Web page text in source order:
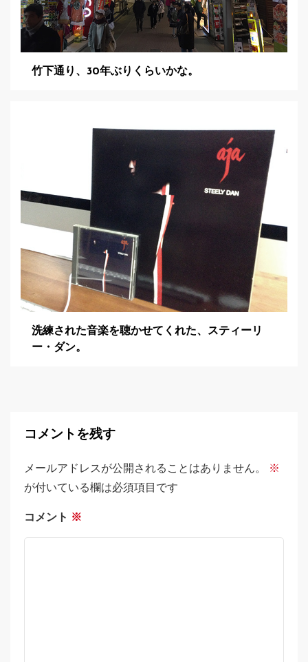
竹下通り、30年ぶりくらいかな。
洗練された音楽を聴かせてくれた、スティーリ
ー・ダン。
コメントを残す
メールアドレスが公開されることはありません。
※
が付いている欄は必須項目です
コメント ※